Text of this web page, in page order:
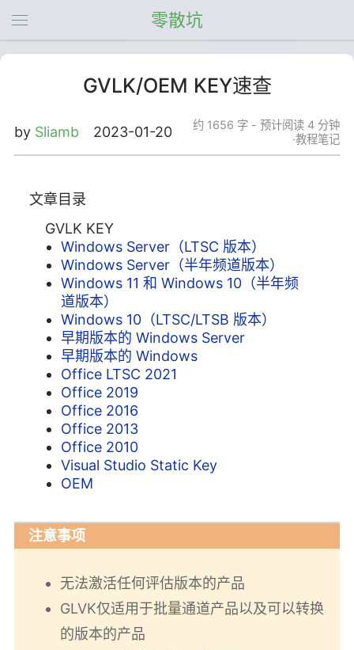
零散坑
GVLK/OEM KEY速查
by Sliamb 2023-01-20
约 1656 字 - 预计阅读 4 分钟
教程笔记
文章目录
GVLK KEY
Windows Server（LTSC 版本）
Windows Server（半年频道版本）
Windows 11 和 Windows 10（半年频
道版本）
Windows 10（LTSC/LTSB 版本）
早期版本的 Windows Server
早期版本的 Windows
Office LTSC 2021
Office 2019
Office 2016
Office 2013
Office 2010
Visual Studio Static Key
OEM
注意事项
无法激活任何评估版本的产品
GLVK仅适用于批量通道产品以及可以转换
的版本的产品